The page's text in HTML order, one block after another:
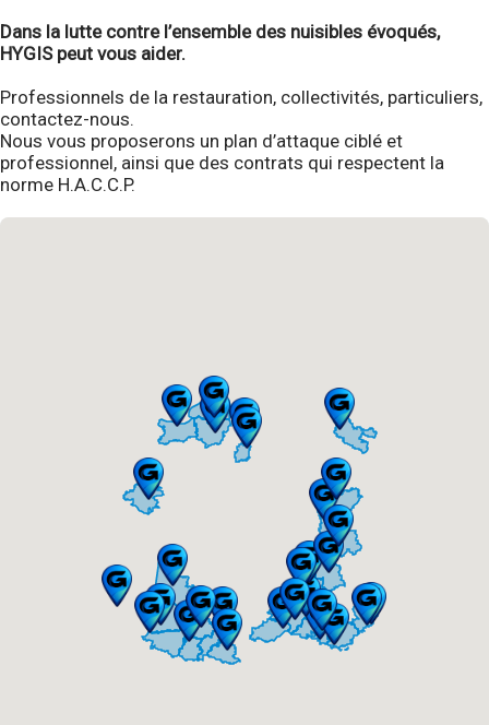
Dans la lutte contre l’ensemble des nuisibles évoqués,
HYGIS peut vous aider.
Professionnels de la restauration, collectivités, particuliers,
contactez-nous.
Nous vous proposerons un plan d’attaque ciblé et
professionnel, ainsi que des contrats qui respectent la
norme H.A.C.C.P.